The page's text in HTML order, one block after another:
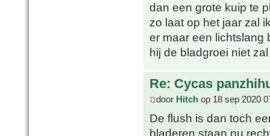
dan een grote kuip te
zo laat op het jaar zal
er maar een lichtslang
hij de bladgroei niet
Re: Cycas
door Hitch op 18 sep 2020
De flush is dan toch
bladeren staan nu